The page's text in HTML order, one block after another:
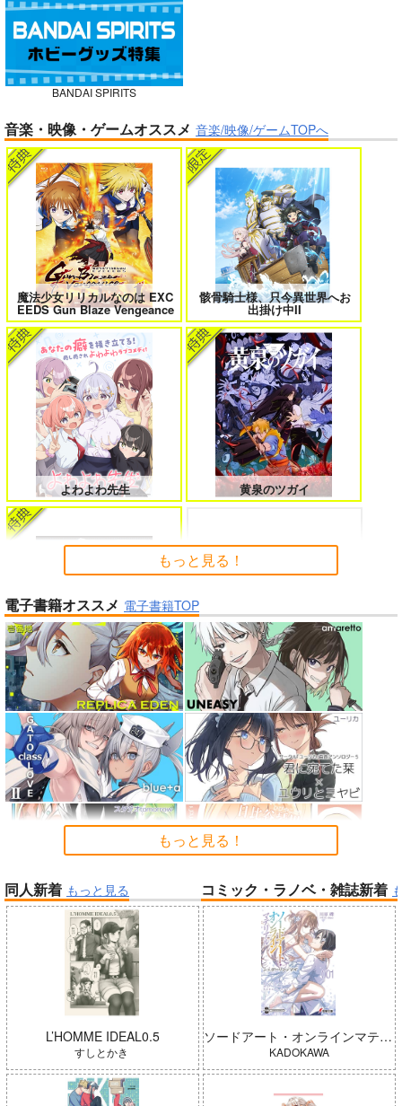
黒白のアヴェスター 3
神座万象・第十四機
2,178円（税込）
オリジナル
サンプル
カート
ケモ耳娘だらけの世界でハーレムに
3
2
＃ラブコメ好きとこっそり繋がりた
い
エロゲの鬱エンドからヒロイン達を
救済したら 2
女友達は頼めば意外とヤらせてくれ
る 8
HELL’o WORK！～賽の河原で積石
を崩すだけの簡単なお仕事って聞い
たのに～
よくある令嬢転生だと思ったのに 5 僕のカノジョ先生 17
泊めたら懐かれた
人狼機ウィンヴルガ ー叛逆篇ー 5
魔王マーラ煩悩学園 ～勇者、教師に
堕とされる～ 1
理想の彼女 3
時々ボソッとロシア語でデレる勇者
のアーリャさん
帝国機神ヴォルカミオン 2 ふかふかダンジョン攻略記 19
BANDAI SPIRITS
音楽・映像・ゲームオススメ 音楽/映像/ゲームTOPへ
魔法少女リリカルなのは EXC
EEDS Gun Blaze Vengeance
骸骨騎士様、只今異世界へお
出掛け中II
よわよわ先生 黄泉のツガイ
アイドルマスター ミリオンラ
イブ！
「ポケモン feat. 初音ミク VO
LTAGE Live！」Blu-ray特装
盤
Peachful Story(通常盤)/桃鈴
「魔法少女リリカルなのは EX
CEEDS Gun Blaze Vengeanc
e」オープニングテーマ CRIM
もっと見る！
電子書籍オススメ 電子書籍TOP
もっと見る！
同人新着 もっと見る
L’HOMME IDEAL0.5
すしとかき
コミック・ラノベ・雑誌新着
ソードアート・オンラインマテリアル シュガーリィ・デイズ 001
KADOKAWA